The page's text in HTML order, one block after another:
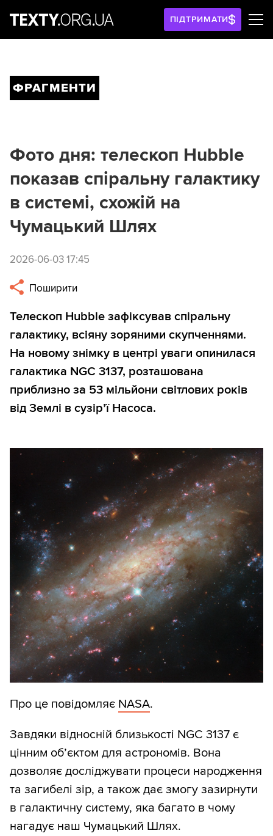
ПІДТРИМАТИ
ФРАГМЕНТИ
Фото дня: телескоп Hubble
показав спіральну галактику
в системі, схожій на
Чумацький Шлях
2026-06-03 17:45
Поширити
Телескоп Hubble зафіксував спіральну
галактику, всіяну зоряними скупченнями.
На новому знімку в центрі уваги опинилася
галактика NGC 3137, розташована
приблизно за 53 мільйони світлових років
від Землі в сузір’ї Насоса.
Про це повідомляє NASA.
Завдяки відносній близькості NGC 3137 є
цінним об’єктом для астрономів. Вона
дозволяє досліджувати процеси народження
та загибелі зір, а також дає змогу зазирнути
в галактичну систему, яка багато в чому
нагадує наш Чумацький Шлях.